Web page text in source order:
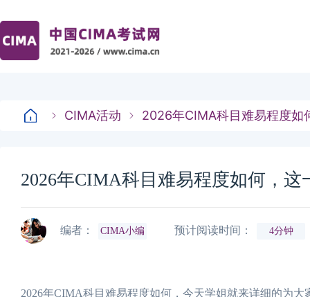
CIMA活动 2026年CIMA科目难易程度如
2026年CIMA科目难易程度如何，这
编者： CIMA小编 预计阅读时间： 4分钟
2026年CIMA科目难易程度如何，今天学姐就来详细的为